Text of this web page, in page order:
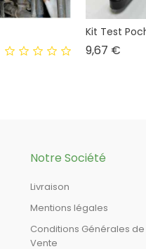
Kit Test
9,67 €
Notre Société
Livraison
Mentions légales
Conditions Générales de
Vente